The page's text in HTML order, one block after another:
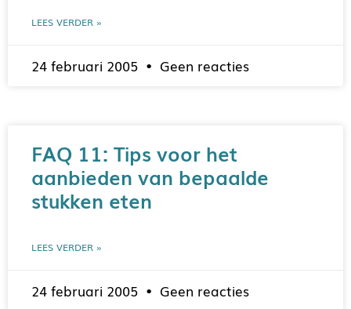
LEES VERDER »
24 februari 2005 Geen reacties
FAQ 11: Tips voor het
aanbieden van bepaalde
stukken eten
LEES VERDER »
24 februari 2005 Geen reacties